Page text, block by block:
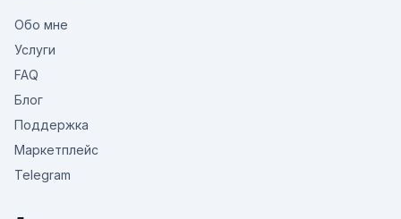
Обо мне
Услуги
FAQ
Блог
Поддержка
Маркетплейс
Telegram